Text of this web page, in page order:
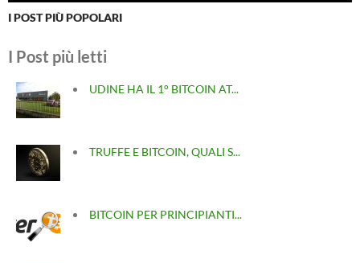
I POST PIÙ POPOLARI
I Post più letti
UDINE HA IL 1° BITCOIN AT...
TRUFFE E BITCOIN, QUALI S...
BITCOIN PER PRINCIPIANTI...